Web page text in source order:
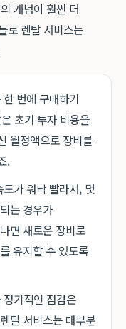
개념이 훨씬 더
로 렌탈 서비스는
번에 구매하기
초기 투자 비용을
월정액으로 장비를
.
가 워낙 빨라서, 몇
는 경우가
면 새로운 장비로
유지할 수 있도록
기적인 점검은
탈 서비스는 대부분